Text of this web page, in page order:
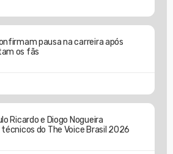
pausa na carreira após
os fãs
Ricardo e Diogo Nogueira
do The Voice Brasil 2026